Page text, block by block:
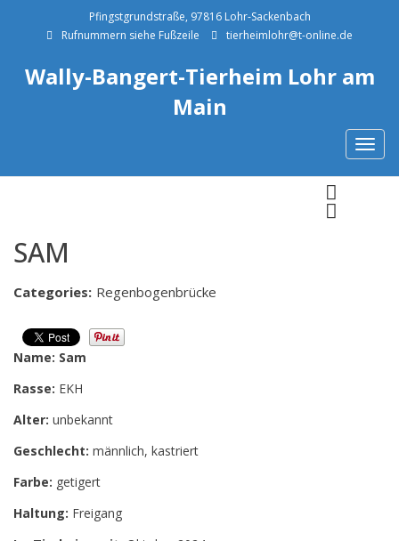
Pfingstgrundstraße, 97816 Lohr-Sackenbach
Rufnummern siehe Fußzeile
tierheimlohr@t-online.de
Wally-Bangert-Tierheim Lohr am
Main
Next
Previous
SAM
Categories: Regenbogenbrücke
Name: Sam
Rasse: EKH
Alter: unbekannt
Geschlecht: männlich, kastriert
Farbe: getigert
Haltung: Freigang